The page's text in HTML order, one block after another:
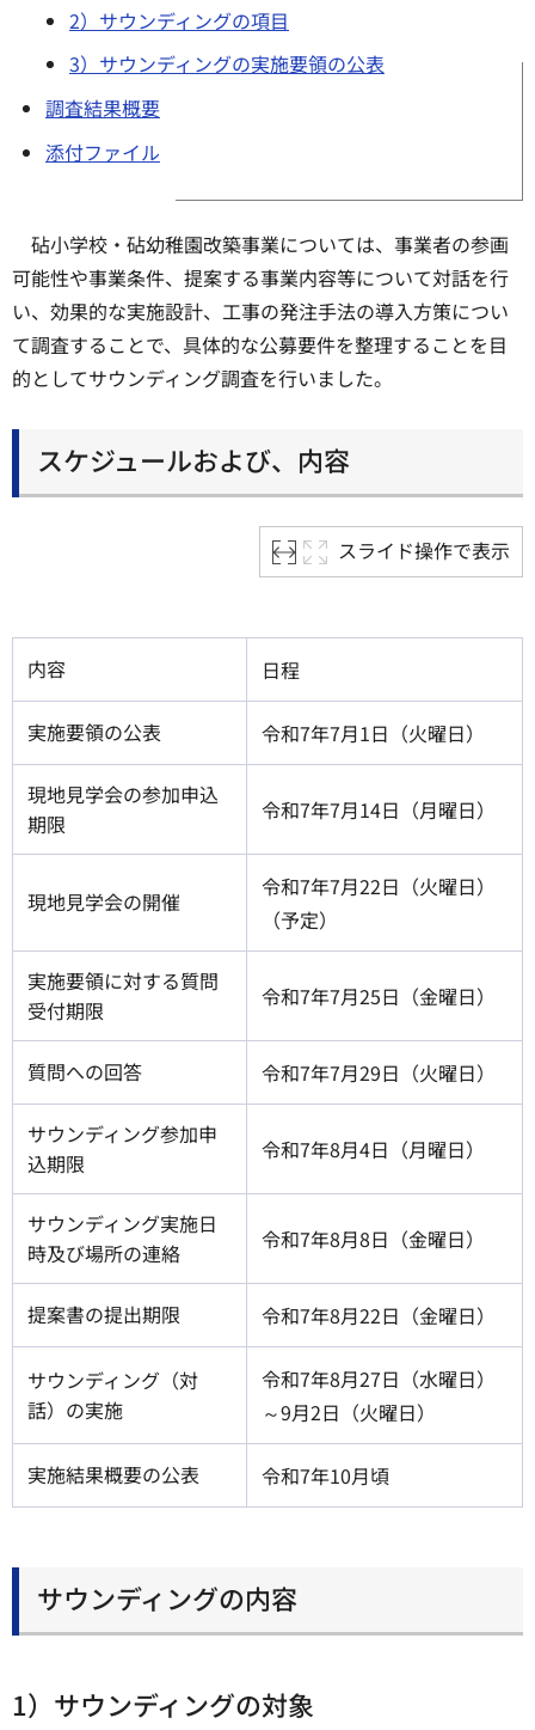
2）サウンディングの項目
3）サウンディングの実施要領の公表
調査結果概要
添付ファイル
砧小学校・砧幼稚園改築事業については、事業者の参画
可能性や事業条件、提案する事業内容等について対話を行
い、効果的な実施設計、工事の発注手法の導入方策につい
て調査することで、具体的な公募要件を整理することを目
的としてサウンディング調査を行いました。
スケジュールおよび、内容
スライド操作で表示
内容 日程
実施要領の公表 令和7年7月1日（火曜日）
現地見学会の参加申込
期限
令和7年7月14日（月曜日）
現地見学会の開催
令和7年7月22日（火曜日）
（予定）
実施要領に対する質問
受付期限
令和7年7月25日（金曜日）
質問への回答 令和7年7月29日（火曜日）
サウンディング参加申
込期限
令和7年8月4日（月曜日）
サウンディング実施日
時及び場所の連絡
令和7年8月8日（金曜日）
提案書の提出期限 令和7年8月22日（金曜日）
サウンディング（対
話）の実施
令和7年8月27日（水曜日）
～9月2日（火曜日）
実施結果概要の公表 令和7年10月頃
サウンディングの内容
1）サウンディングの対象